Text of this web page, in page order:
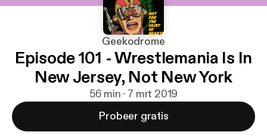
Geekodrome
Episode 101 - Wrestlemania Is In
New Jersey, Not New York
56 min · 7 mrt 2019
Probeer gratis